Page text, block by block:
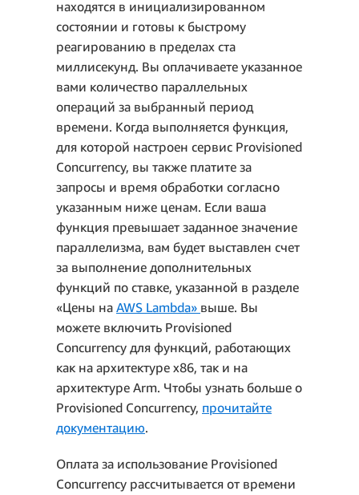
3 млн запросов – 1 млн
запросов на уровне
бесплатного
пользования = 2 млн
оплачиваемых запросов
в месяц
2 млн * 0,2 USD/
млн = 0,40 USD
Общая стоимость в
месяц
Суммарные расходы =
Плата за вычисления +
Плата за запросы =
2,33 USD + 0,40 USD =
2,73 USD в месяц
Плата за запросы за
месяц
7,44 млн *
0,20 USD/млн +
1,448 USD = 1,49 USD
Плата за вычисления за
месяц:
находятся в инициализированном
состоянии и готовы к быстрому
реагированию в пределах ста
миллисекунд. Вы оплачиваете указанное
вами количество параллельных
операций за выбранный период
времени. Когда выполняется функция,
для которой настроен сервис Provisioned
Concurrency, вы также платите за
запросы и время обработки согласно
указанным ниже ценам. Если ваша
функция превышает заданное значение
параллелизма, вам будет выставлен счет
за выполнение дополнительных
функций по ставке, указанной в разделе
«Цены на AWS Lambda» выше. Вы
можете включить Provisioned
Concurrency для функций, работающих
как на архитектуре x86, так и на
архитектуре Arm. Чтобы узнать больше о
Provisioned Concurrency, прочитайте
документацию.
Оплата за использование Provisioned
Concurrency рассчитывается от времени